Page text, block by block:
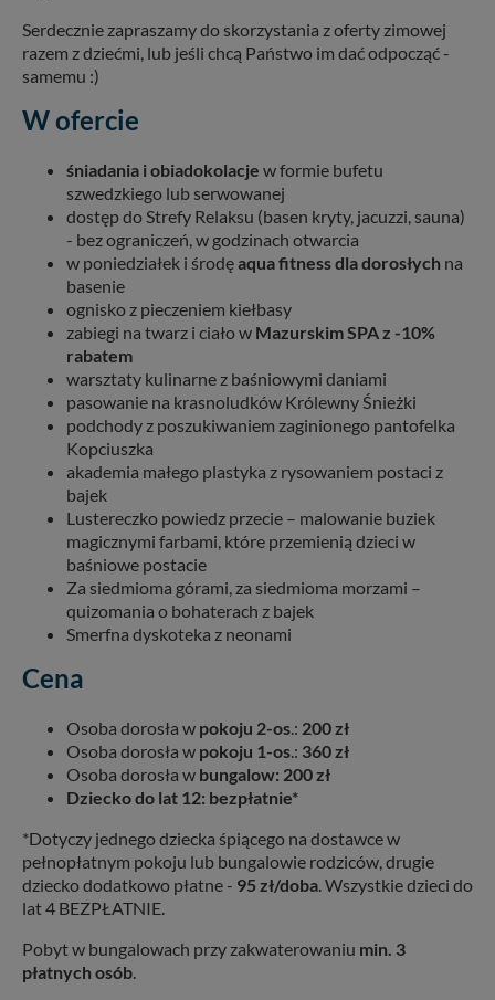
Serdecznie zapraszamy do skorzystania z oferty zimowej
razem z dziećmi, lub jeśli chcą Państwo im dać odpocząć -
samemu :)
W ofercie
śniadania i obiadokolacje w formie bufetu
szwedzkiego lub serwowanej
dostęp do Strefy Relaksu (basen kryty, jacuzzi, sauna)
- bez ograniczeń, w godzinach otwarcia
w poniedziałek i środęaqua fitness dla dorosłych na
basenie
ognisko z pieczeniem kiełbasy
zabiegi na twarz i ciało w Mazurskim SPA z -10%
rabatem
warsztaty kulinarne z baśniowymi daniami
pasowanie na krasnoludków Królewny Śnieżki
podchody z poszukiwaniem zaginionego pantofelka
Kopciuszka
akademia małego plastyka z rysowaniem postaci z
bajek
Lustereczko powiedz przecie – malowanie buziek
magicznymi farbami, które przemienią dzieci w
baśniowe postacie
Za siedmioma górami, za siedmioma morzami –
quizomania o bohaterach z bajek
Smerfna dyskoteka z neonami
Cena
Osoba dorosła w pokoju 2-os .: 200 zł
Osoba dorosła w pokoju 1-os .: 360 zł
Osoba dorosła w bungalow: 200 zł
Dziecko do lat 12: bezpłatnie*
*Dotyczy jednego dziecka śpiącego na dostawce w
pełnopłatnym pokoju lub bungalowie rodziców, drugie
dziecko dodatkowo płatne - 95 zł/doba . Wszystkie dzieci do
lat 4 BEZPŁATNIE.
Pobyt w bungalowach przy zakwaterowaniu min. 3
płatnych osób